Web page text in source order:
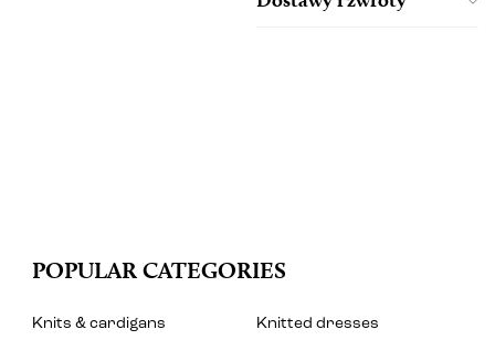
POPULAR CATEGORIES
Knits & cardigans
Knitted dresses